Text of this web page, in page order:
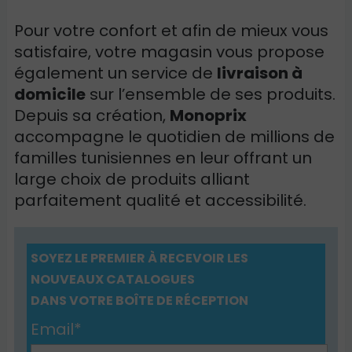
Pour votre confort et afin de mieux vous
satisfaire, votre magasin vous propose
également un service de livraison à
domicilesur l’ensemble de ses produits.
Depuis sa création, Monoprix
accompagne le quotidien de millions de
familles tunisiennes en leur offrant un
large choix de produits alliant
parfaitement qualité et accessibilité.
SOYEZ LE PREMIER À RECEVOIR LES
NOUVEAUX CATALOGUES
DANS VOTRE BOÎTE DE RÉCEPTION
Email*